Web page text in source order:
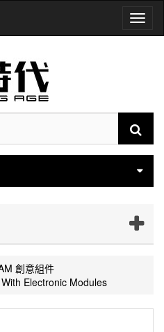
創意組件
Electronic Modules